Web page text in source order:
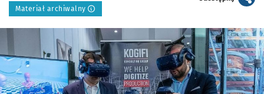
Materiał archiwalny
Kliknij, aby powiększyć